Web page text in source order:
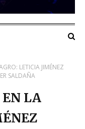
LETICIA JIMÉNEZ
SALDAÑA
LA